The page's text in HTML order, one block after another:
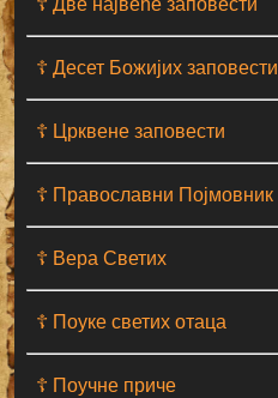
☦ Две највеће заповести
☦ Десет Божијих заповести
☦ Црквене заповести
☦ Православни Појмовник
☦ Вера Светих
☦ Поуке светих отаца
☦ Поучне приче